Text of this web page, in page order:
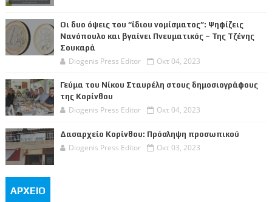
Οι δυο όψεις του “ίδιου νομίσματος”: Ψηφίζεις
Νανόπουλο και βγαίνει Πνευματικός – Της Τζένης
Σουκαρά
Diogenis Press Editor Οκτ 04, 2023
Γεύμα του Νίκου Σταυρέλη στους δημοσιογράφους
της Κορίνθου
Diogenis Press Editor Οκτ 04, 2023
Δασαρχείο Κορίνθου: Πρόσληψη προσωπικού
Diogenis Press Editor Οκτ 03, 2023
ΑΡΧΕΙΟ